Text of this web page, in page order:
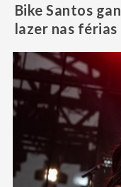
Bike Santos
lazer nas férias